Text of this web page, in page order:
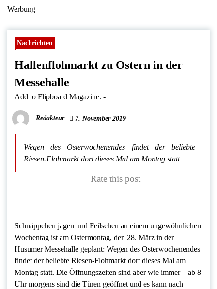
Werbung
Nachrichten
Hallenflohmarkt zu Ostern in der
Messehalle
Add to Flipboard Magazine. -
Redakteur 7. November 2019
Wegen des Osterwochenendes findet der beliebte
Riesen-Flohmarkt dort dieses Mal am Montag statt
Rate this post
Schnäppchen jagen und Feilschen an einem ungewöhnlichen
Wochentag ist am Ostermontag, den 28. März in der
Husumer Messehalle geplant: Wegen des Osterwochenendes
findet der beliebte Riesen-Flohmarkt dort dieses Mal am
Montag statt. Die Öffnungszeiten sind aber wie immer – ab 8
Uhr morgens sind die Türen geöffnet und es kann nach